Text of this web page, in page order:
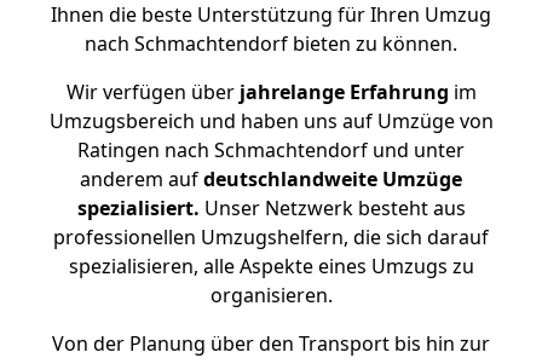
Ihnen die beste Unterstützung für Ihren Umzug
nach Schmachtendorf bieten zu können.
Wir verfügen überjahrelange Erfahrung im
Umzugsbereich und haben uns auf Umzüge von
Ratingen nach Schmachtendorf und unter
anderem aufdeutschlandweite Umzüge
spezialisiert. Unser Netzwerk besteht aus
professionellen Umzugshelfern, die sich darauf
spezialisieren, alle Aspekte eines Umzugs zu
organisieren.
Von der Planung über den Transport bis hin zur